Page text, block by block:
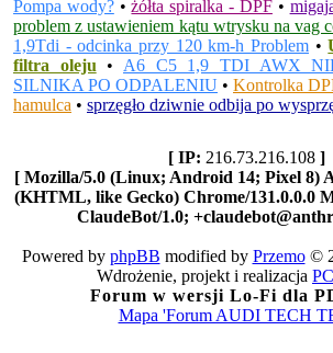
Pompa wody?•żółta spiralka - DPF•
problem z ustawieniem kątu wtrysku na vag
1,9Tdi - odcinka przy 120 km-h Problem •
filtra oleju • A6 C5 1,9 TDI AWX
SILNIKA PO ODPALENIU • Kontrolka
hamulca • sprzęgło dziwnie odbija po
[ IP: 216.73.216.108 ]
[ Mozilla/5.0 (Linux; Android 14; Pixel 8)
(KHTML, like Gecko) Chrome/131.0.0.0
ClaudeBot/1.0;
Powered by phpBB modified by Przemo©
Wdrożenie, projekt i realizacja
Forum w wersji Lo-Fi dla
Mapa 'Forum AUDI TECH